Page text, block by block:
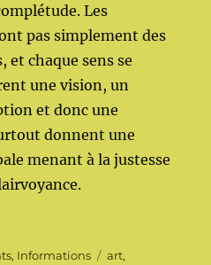
Les
pas simplement des
et chaque sens se
une vision, un
et donc une
donnent une
menant à la justesse
, Informations Étiquettes
art,